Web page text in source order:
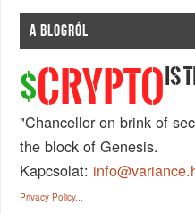
A BLOGRÓL
$CRYPTO IS
"Chancellor on brink of
the block of Genesis.
Kapcsolat:
Privacy Policy...